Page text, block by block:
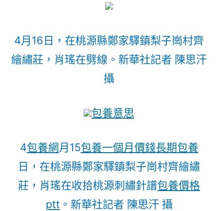
4月16日，在桃源縣鄭家驛鎮梨子崗村齊
繪繡莊，肖瑤在劈線。新華社記者 陳思汗
攝
包養意思
4包養網月15包養一個月價錢長期包養
日，在桃源縣鄭家驛鎮梨子崗村齊繪繡
莊，肖瑤在收拾桃源刺繡針譜包養價格
ptt 。新華社記者 陳思汗 攝